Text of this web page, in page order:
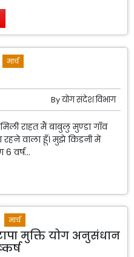
मार्च
Byयोग संदेश विभाग
राहत मैं बाबुलु मुण्डा गाँव
रहने वाला हूँ। मुझे किडनी में
वर्ष...
मार्च
मुक्ति योग अनुसंधान